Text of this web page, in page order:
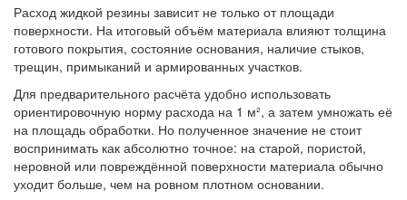
Расход жидкой резины зависит не только от площади
поверхности. На итоговый объём материала влияют толщина
готового покрытия, состояние основания, наличие стыков,
трещин, примыканий и армированных участков.
Для предварительного расчёта удобно использовать
ориентировочную норму расхода на 1 м², а затем умножать её
на площадь обработки. Но полученное значение не стоит
воспринимать как абсолютно точное: на старой, пористой,
неровной или повреждённой поверхности материала обычно
уходит больше, чем на ровном плотном основании.